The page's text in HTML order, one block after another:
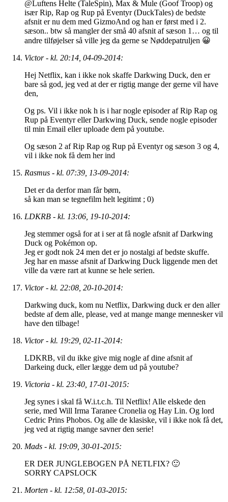
@Luftens Helte (TaleSpin), Max & Mule (Goof Troop) og
især Rip, Rap og Rup på Eventyr (DuckTales) de bedste
afsnit er nu dem med GizmoAnd og han er først med i 2.
sæson.. btw så mangler der små 40 afsnit af sæson 1… og til
andre tilføjelser så ville jeg da gerne se Nøddepatruljen 😀
Victor - kl. 20:14, 04-09-2014:
Hej Netflix, kan i ikke nok skaffe Darkwing Duck, den er
bare så god, jeg ved at der er rigtig mange der gerne vil have
den,
Og ps. Vil i ikke nok h is i har nogle episoder af Rip Rap og
Rup på Eventyr eller Darkwing Duck, sende nogle episoder
til min Email eller uploade dem på youtube.
Og sæson 2 af Rip Rap og Rup på Eventyr og sæson 3 og 4,
vil i ikke nok få dem her ind
Rasmus - kl. 07:39, 13-09-2014:
Det er da derfor man får børn,
så kan man se tegnefilm helt legitimt ; 0)
LDKRB - kl. 13:06, 19-10-2014:
Jeg stemmer også for at i ser at få nogle afsnit af Darkwing
Duck og Pokémon op.
Jeg er godt nok 24 men det er jo nostalgi af bedste skuffe.
Jeg har en masse afsnit af Darkwing Duck liggende men det
ville da være rart at kunne se hele serien.
Victor - kl. 22:08, 20-10-2014:
Darkwing duck, kom nu Netflix, Darkwing duck er den aller
bedste af dem alle, please, ved at mange mange mennesker vil
have den tilbage!
Victor - kl. 19:29, 02-11-2014:
LDKRB, vil du ikke give mig nogle af dine afsnit af
Darkeing duck, eller lægge dem ud på youtube?
Victoria - kl. 23:40, 17-01-2015:
Jeg synes i skal få W.i.t.c.h. Til Netflix! Alle elskede den
serie, med Will Irma Taranee Cronelia og Hay Lin. Og lord
Cedric Prins Phobos. Og alle de klasiske, vil i ikke nok få det,
jeg ved at rigtig mange savner den serie!
Mads - kl. 19:09, 30-01-2015:
ER DER JUNGLEBOGEN PÅ NETLFIX? 🙂
SORRY CAPSLOCK
Morten - kl. 12:58, 01-03-2015: